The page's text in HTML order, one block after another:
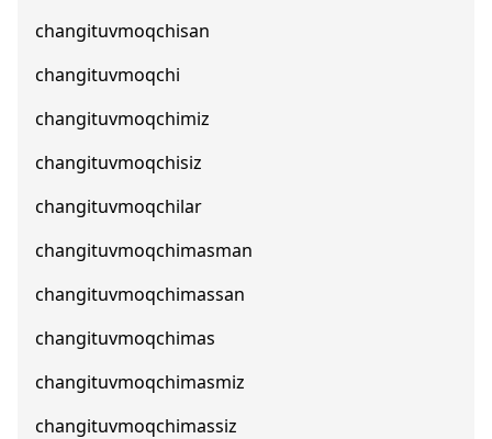
changituvmoqchisan
changituvmoqchi
changituvmoqchimiz
changituvmoqchisiz
changituvmoqchilar
changituvmoqchimasman
changituvmoqchimassan
changituvmoqchimas
changituvmoqchimasmiz
changituvmoqchimassiz